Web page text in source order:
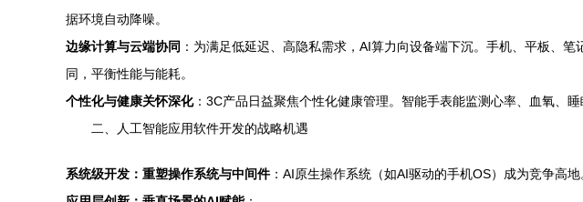
据环境自动降噪。
边缘计算与云端协同 ：为满足低延迟、高隐私需求，AI算力向设备端下沉。手机、平板、
同，平衡性能与能耗。
个性化与健康关怀深化：3C产品日益聚焦个性化健康管理。智能手表能监测心率、血氧、
二、人工智能应用软件开发的战略机遇
系统级开发：重塑操作系统与中间件：AI原生操作系统（如AI驱动的手机OS）成为竞争高